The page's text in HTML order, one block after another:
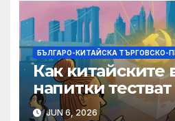
БЪЛГАРО-КИТАЙСКА ТЪРГОВСКО-
Как китайските
напитки
на меката сила
JUN 6, 2026